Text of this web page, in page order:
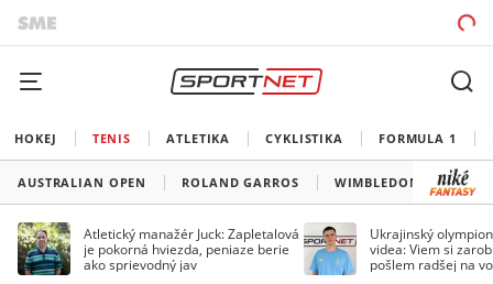
HOKEJ TENIS ATLETIKA CYKLISTIKA FORMULA 1
AUSTRALIAN OPEN ROLAND GARROS WIMBLEDON US
Atletický manažér Juck: Zapletalová
je pokorná hviezda, peniaze berie
ako sprievodný jav
Ukrajinský
videa: Viem si
pošlem radšej na